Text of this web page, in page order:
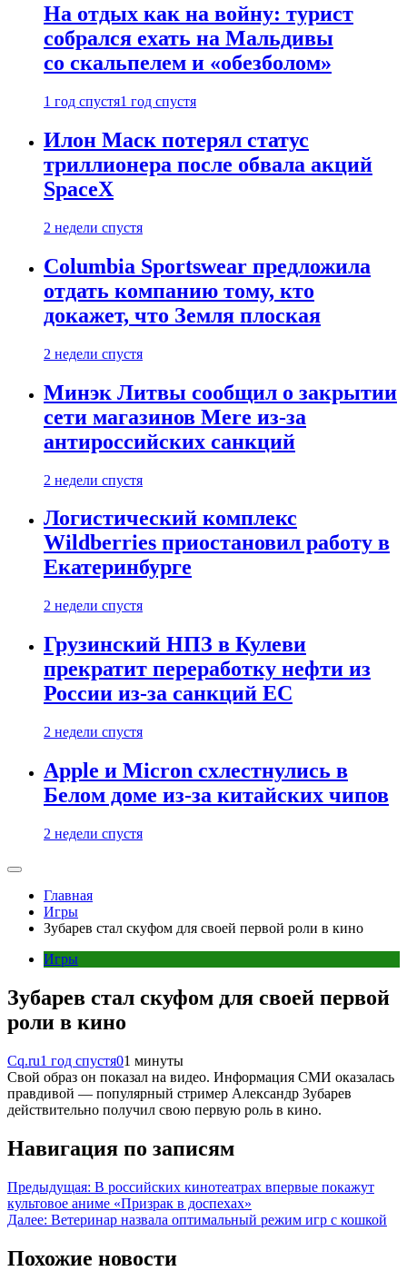
На отдых как на войну: турист
собрался ехать на Мальдивы
со скальпелем и «обезболом»
1 год спустя1 год спустя
Илон Маск потерял статус
триллионера после обвала акций
SpaceX
2 недели спустя
Columbia Sportswear предложила
отдать компанию тому, кто
докажет, что Земля плоская
2 недели спустя
Минэк Литвы сообщил о закрытии
сети магазинов Mere из-за
антироссийских санкций
2 недели спустя
Логистический комплекс
Wildberries приостановил работу в
Екатеринбурге
2 недели спустя
Грузинский НПЗ в Кулеви
прекратит переработку нефти из
России из-за санкций ЕС
2 недели спустя
Apple и Micron схлестнулись в
Белом доме из-за китайских чипов
2 недели спустя
Главная
Игры
Зубарев стал скуфом для своей первой роли в кино
Игры
Зубарев стал скуфом для своей первой
роли в кино
Cq.ru1 год спустя01 минуты
Свой образ он показал на видео. Информация СМИ оказалась
правдивой — популярный стример Александр Зубарев
действительно получил свою первую роль в кино.
Навигация по записям
Предыдущая: В российских кинотеатрах впервые покажут
культовое аниме «Призрак в доспехах»
Далее: Ветеринар назвала оптимальный режим игр с кошкой
Похожие новости